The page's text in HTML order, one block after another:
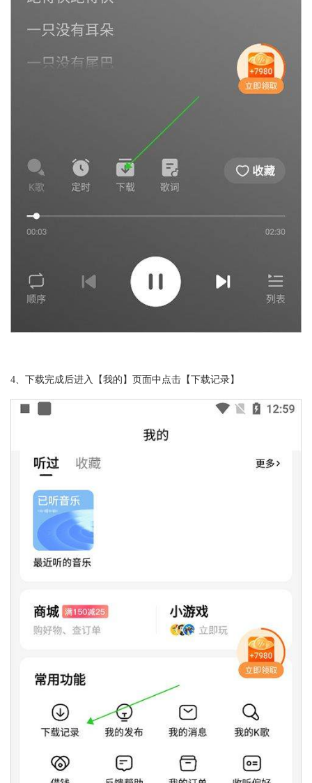
4、下载完成后进入【我的】页面中点击【下载记录】